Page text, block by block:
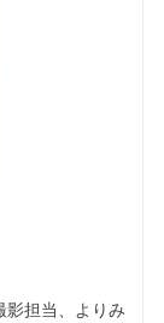
影担当、よりみ